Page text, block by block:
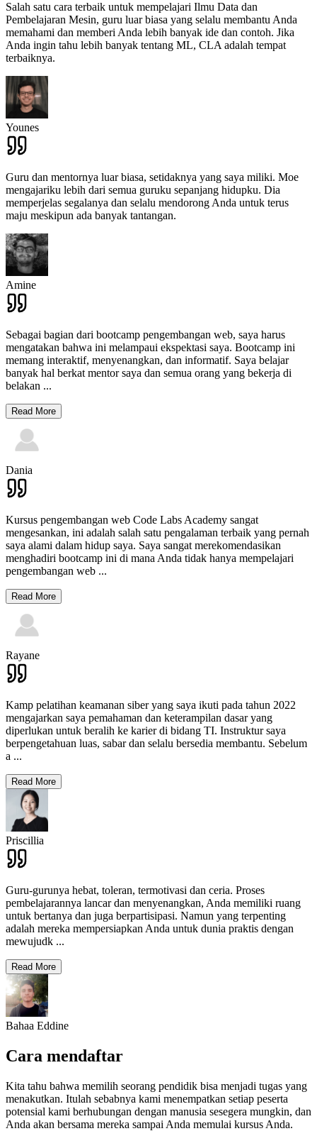
Salah satu cara terbaik untuk mempelajari Ilmu Data dan
Pembelajaran Mesin, guru luar biasa yang selalu membantu Anda
memahami dan memberi Anda lebih banyak ide dan contoh. Jika
Anda ingin tahu lebih banyak tentang ML, CLA adalah tempat
terbaiknya.
Younes
Guru dan mentornya luar biasa, setidaknya yang saya miliki. Moe
mengajariku lebih dari semua guruku sepanjang hidupku. Dia
memperjelas segalanya dan selalu mendorong Anda untuk terus
maju meskipun ada banyak tantangan.
Amine
Sebagai bagian dari bootcamp pengembangan web, saya harus
mengatakan bahwa ini melampaui ekspektasi saya. Bootcamp ini
memang interaktif, menyenangkan, dan informatif. Saya belajar
banyak hal berkat mentor saya dan semua orang yang bekerja di
belakan ...
Read More
Dania
Kursus pengembangan web Code Labs Academy sangat
mengesankan, ini adalah salah satu pengalaman terbaik yang pernah
saya alami dalam hidup saya. Saya sangat merekomendasikan
menghadiri bootcamp ini di mana Anda tidak hanya mempelajari
pengembangan web ...
Read More
Rayane
Kamp pelatihan keamanan siber yang saya ikuti pada tahun 2022
mengajarkan saya pemahaman dan keterampilan dasar yang
diperlukan untuk beralih ke karier di bidang TI. Instruktur saya
berpengetahuan luas, sabar dan selalu bersedia membantu. Sebelum
a ...
Read More
Priscillia
Guru-gurunya hebat, toleran, termotivasi dan ceria. Proses
pembelajarannya lancar dan menyenangkan, Anda memiliki ruang
untuk bertanya dan juga berpartisipasi. Namun yang terpenting
adalah mereka mempersiapkan Anda untuk dunia praktis dengan
mewujudk ...
Read More
Bahaa Eddine
Cara mendaftar
Kita tahu bahwa memilih seorang pendidik bisa menjadi tugas yang
menakutkan. Itulah sebabnya kami menempatkan setiap peserta
potensial kami berhubungan dengan manusia sesegera mungkin, dan
Anda akan bersama mereka sampai Anda memulai kursus Anda.